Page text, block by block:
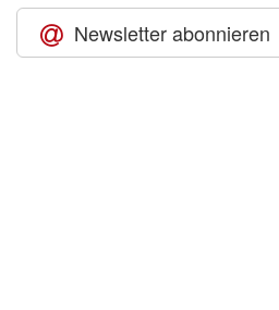
Newsletter abonnieren